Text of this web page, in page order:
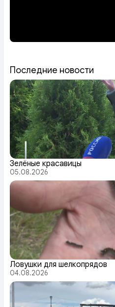
Последние новости
Зелёные красавицы
05.08.2026
Ловушки для шелкопрядов
04.08.2026